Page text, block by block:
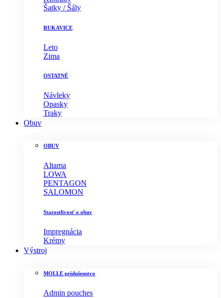
Šatky / Šály
RUKAVICE
Leto
Zima
OSTATNÉ
Návleky
Opasky
Traky
Obuv
OBUV
Altama
LOWA
PENTAGON
SALOMON
Starostlivosť o obuv
Impregnácia
Krémy
Výstroj
MOLLE príslušenstvo
Admin pouches